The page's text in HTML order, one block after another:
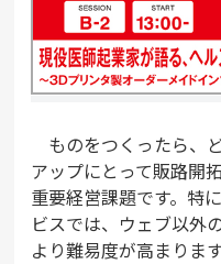
ものをつくったら、
アップにとって販路開
重要経営課題です。特
ビスでは、ウェブ以外
より難易度が高まります